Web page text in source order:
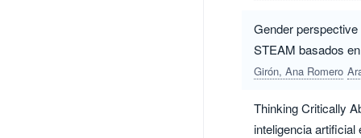
Gender
STEAM basados
Girón, Ana Romero
Thinking Critically
inteligencia artificial